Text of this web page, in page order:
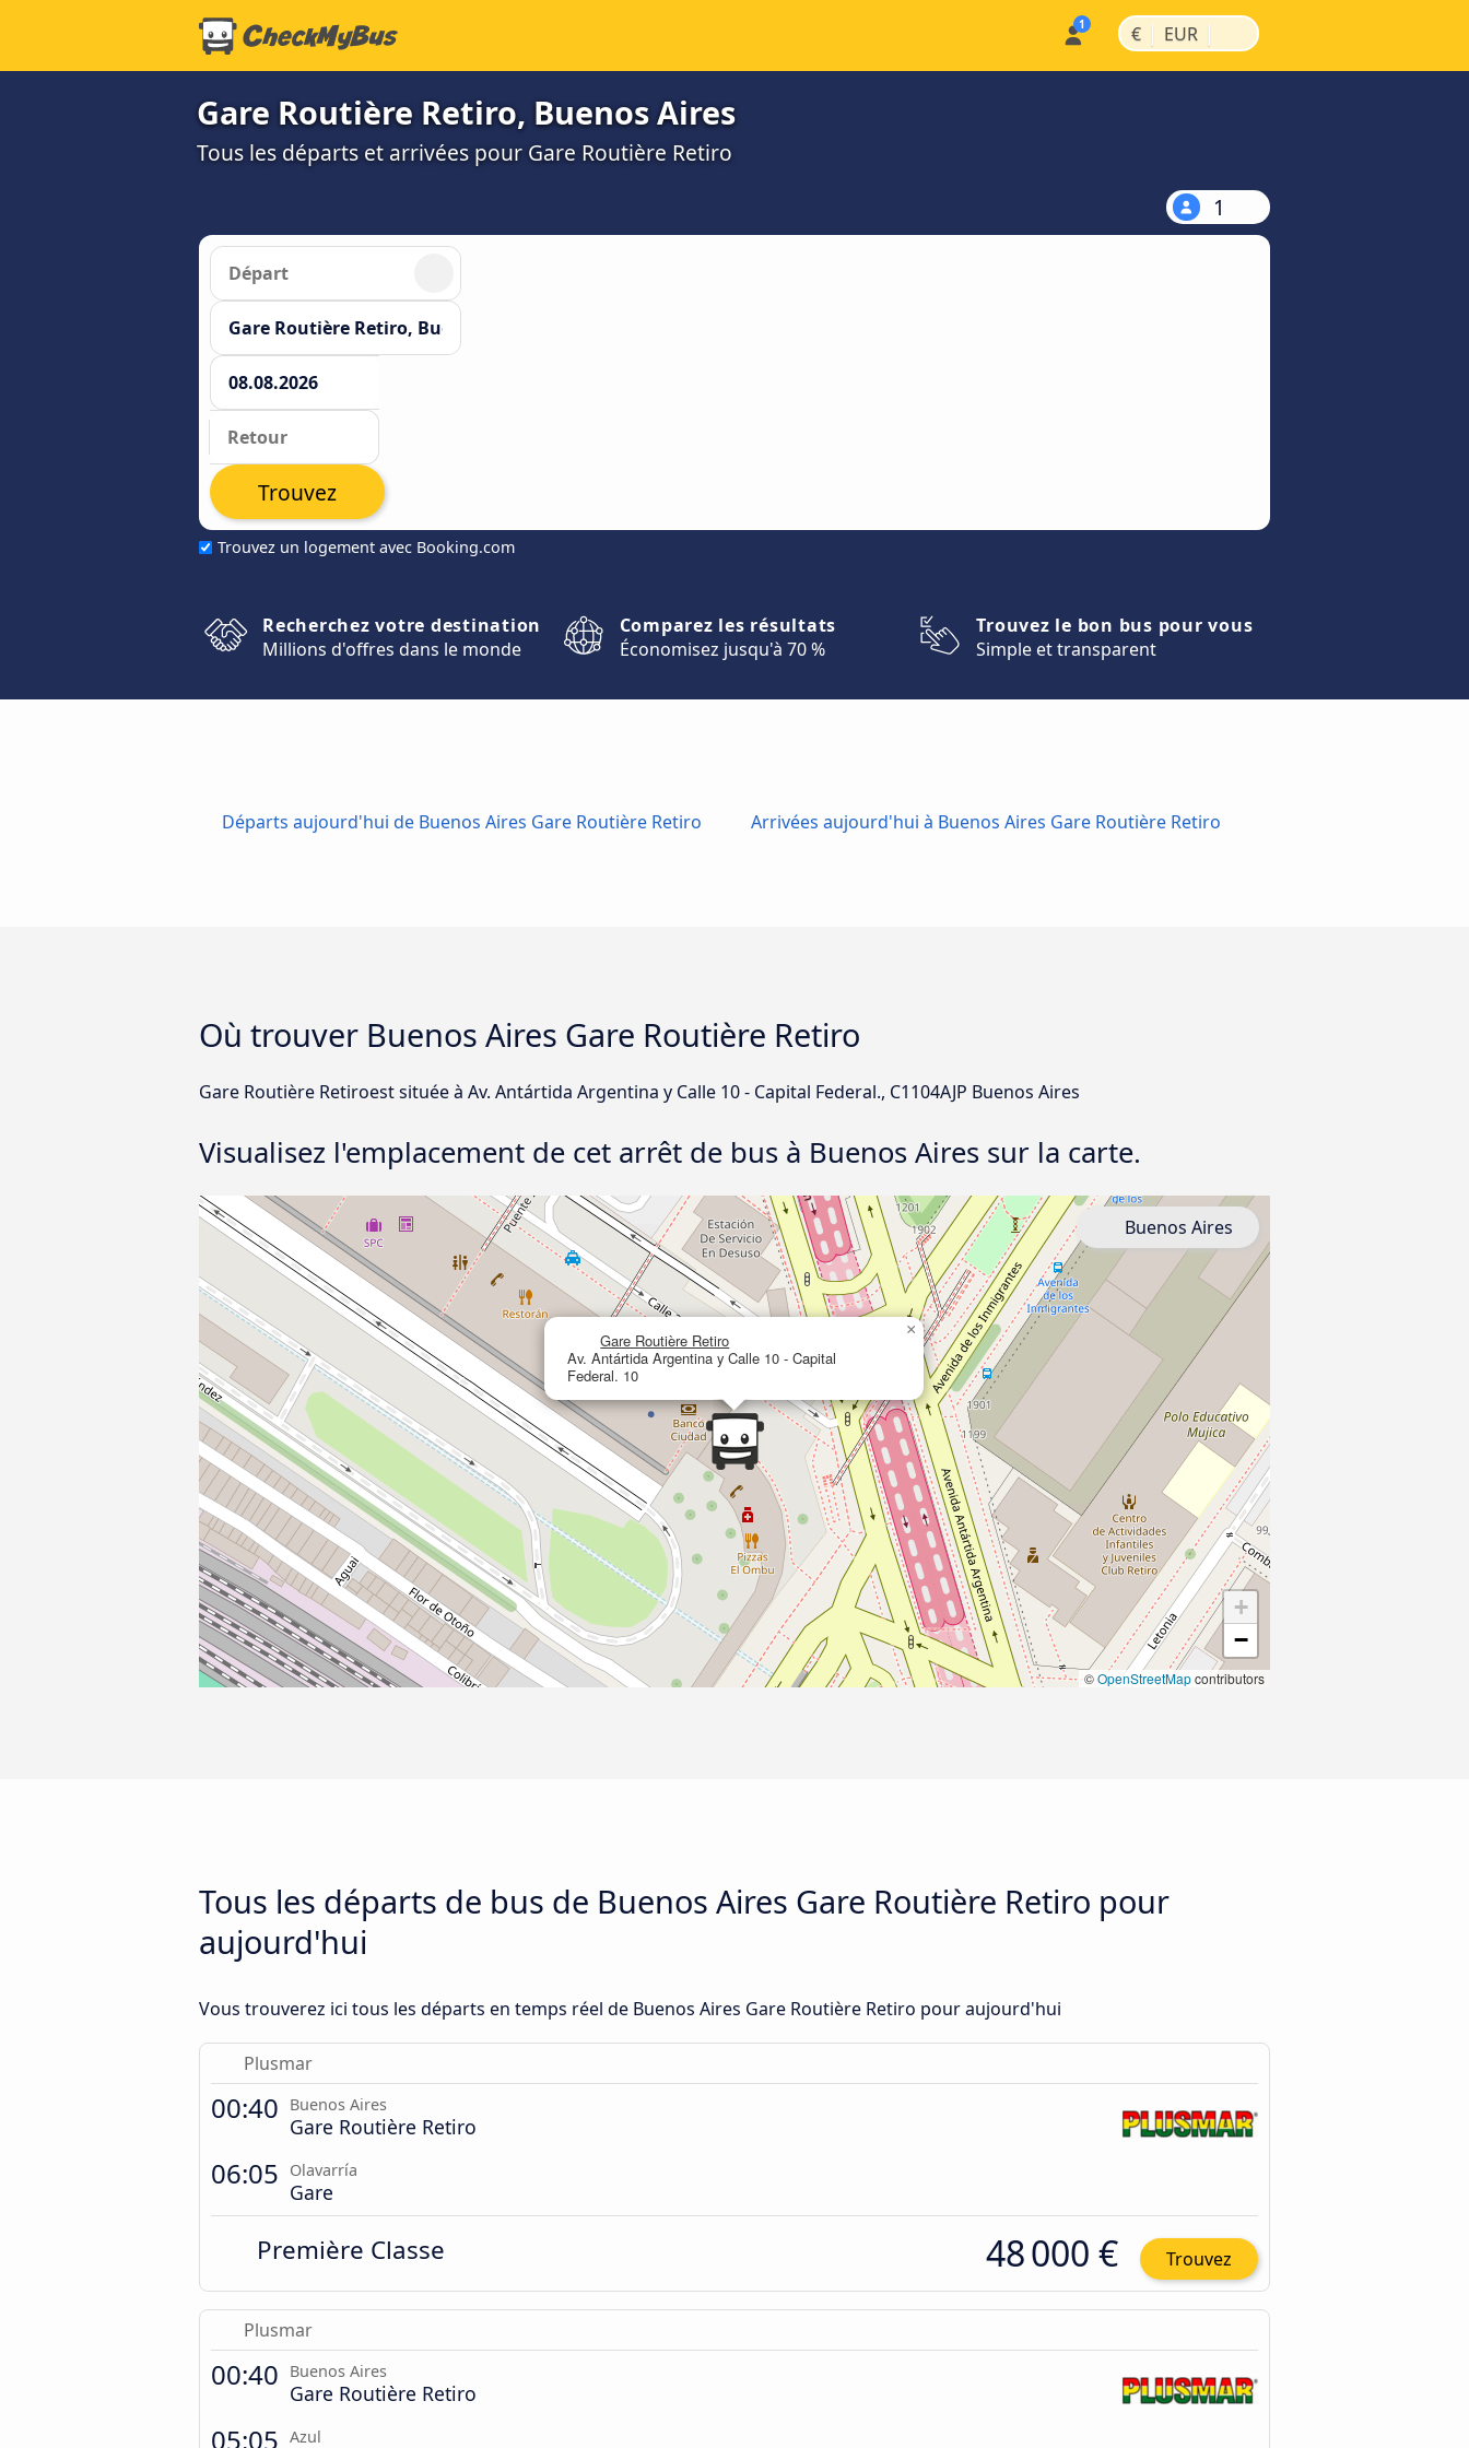
€ | EUR |
Gare Routière Retiro, Buenos Aires
Tous les départs et arrivées pour Gare Routière Retiro
1
Trouvez un logement avec Booking.com
Trouvez
Recherchez votre destination
Millions d'offres dans le monde
Comparez les résultats
Économisez jusqu'à 70 %
Trouvez le bon bus pour vous
Simple et transparent
Départs aujourd'hui de Buenos Aires Gare Routière Retiro Arrivées aujourd'hui à Buenos Aires Gare Routière Retiro
Où trouver Buenos Aires Gare Routière Retiro
Gare Routière Retiroest située à Av. Antártida Argentina y Calle 10 - Capital Federal., C1104AJP Buenos Aires
Visualisez l'emplacement de cet arrêt de bus à Buenos Aires sur la carte.
Gare Routière Retiro
Av. Antártida Argentina y Calle 10 - Capital
Federal. 10
×
+
−
©OpenStreetMapcontributors
Buenos Aires
Tous les départs de bus de Buenos Aires Gare Routière Retiro pour
aujourd'hui
Vous trouverez ici tous les départs en temps réel de Buenos Aires Gare Routière Retiro pour aujourd'hui
Plusmar
00:40 Buenos Aires
Gare Routière Retiro
06:05 Olavarría
Gare
Première Classe 48 000 € Trouvez
Plusmar
00:40 Buenos Aires
Gare Routière Retiro
05:05 Azul